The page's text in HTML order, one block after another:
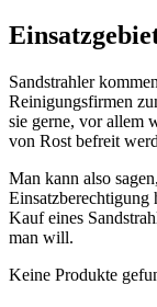
Sandstrahler
Reinigungsfirmen
sie gerne, vor allem
von Rost befreit
Man kann also
Einsatzberechtigung
Kauf eines
man will.
Keine Produkte